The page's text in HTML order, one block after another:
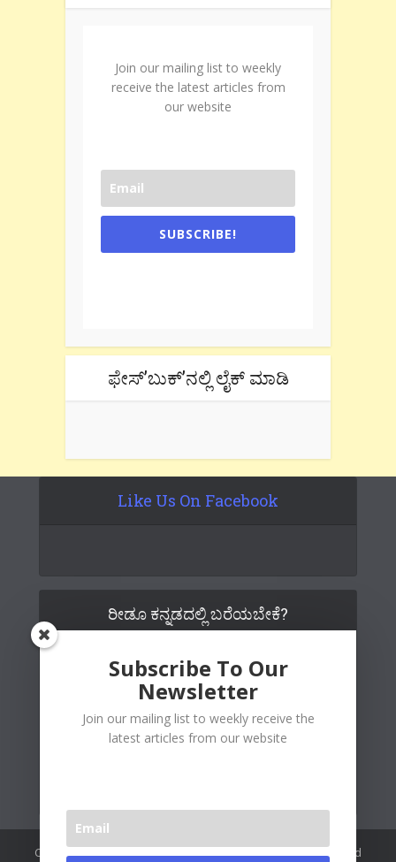
Join our mailing list to weekly
receive the latest articles from
our website
SUBSCRIBE!
ಫೇಸ್’ಬುಕ್’ನಲ್ಲಿ ಲೈಕ್ ಮಾಡಿ
Like Us On Facebook
ರೀಡೂ ಕನ್ನಡದಲ್ಲಿ ಬರೆಯಬೇಕೆ?
Copywrite© 2026 Readoo Media Private Limited. Created and
Subscribe To Our
Newsletter
Join our mailing list to weekly receive the
latest articles from our website